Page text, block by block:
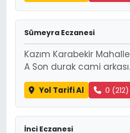
Sümeyra Eczanesi
Kazım Karabekir
A Son durak cami arkası.
Yol Tarifi Al 0
İnci Eczanesi